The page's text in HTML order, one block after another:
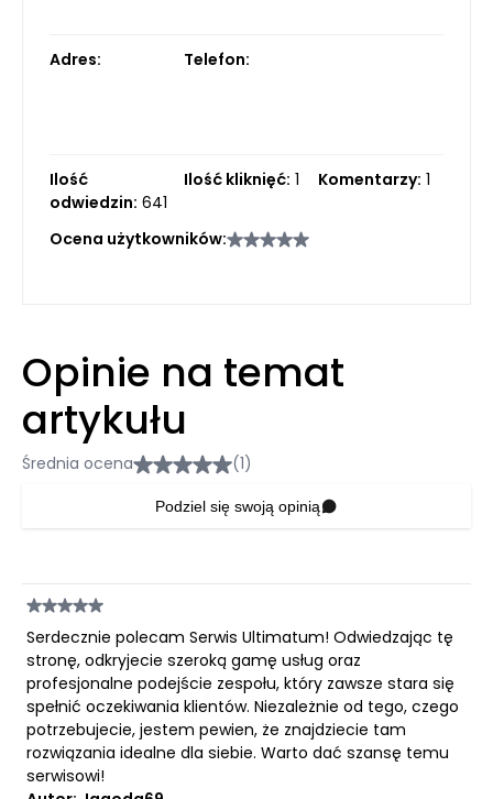
Adres: Telefon:
Ilość
odwiedzin: 641
Ilość kliknięć: 1 Komentarzy: 1
Ocena użytkowników:
Opinie na temat
artykułu
Średnia ocena (1)
Podziel się swoją opinią
Serdecznie polecam Serwis Ultimatum! Odwiedzając tę
stronę, odkryjecie szeroką gamę usług oraz
profesjonalne podejście zespołu, który zawsze stara się
spełnić oczekiwania klientów. Niezależnie od tego, czego
potrzebujecie, jestem pewien, że znajdziecie tam
rozwiązania idealne dla siebie. Warto dać szansę temu
serwisowi!